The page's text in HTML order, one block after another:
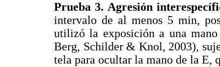
Prueba 3. Agresión
intervalo de al menos 5 min,
utilizó la exposición a una
Berg, Schilder & Knol, 2003),
tela para ocultar la mano de la E,